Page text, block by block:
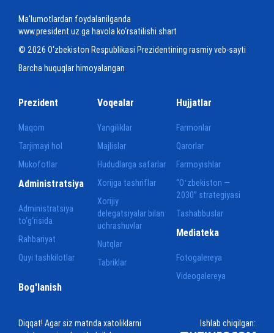
Ma'lumotlardan foydalanilganda
www.president.uz ga havola ko‘rsatilishi shart
© 2026 O‘zbekiston Respublikasi Prezidentining rasmiy veb-sayti
Barcha huquqlar himoyalangan
Prezident
Maqom
Tarjimayi hol
Mukofotlar
Voqealar
Yangiliklar
Majlislar
Hududlarga safarlar
Xorijga tashriflar
Xorijiy
delegatsiyalar bilan
uchrashuvlar
Nutqlar
Tabriklar
Hujjatlar
Farmonlar
Qarorlar
Farmoyishlar
“Oʻzbekiston —
2030” strategiyasi
Tashabbuslar
Administratsiya
Administratsiya
to‘g‘risida
Rahbariyat
Quyi tashkilotlar
Mediateka
Fotogalereya
Videogalereya
Bog'lanish
Diqqat! Agar siz matnda xatoliklarni
Ishlab chiqilgan: